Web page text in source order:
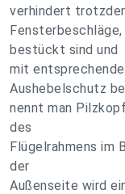
verhindert
bestückt sind und
mit
Aushebelschutz
nennt man
des
Flügelrahmens im
der
Außenseite wird